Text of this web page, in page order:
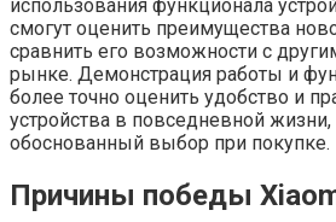
использования функционала
смогут оценить преимущества
сравнить его возможности с
рынке. Демонстрация работы и
более точно оценить удобство и
устройства в повседневной жизни,
обоснованный выбор при покупке.
Причины победы